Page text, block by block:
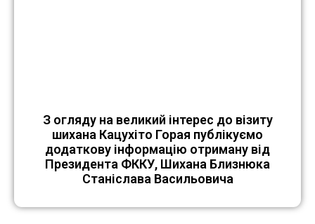
З огляду на великий інтерес до візиту
шихана Кацухіто Горая публікуємо
додаткову інформацію отриману від
Президента ФККУ, Шихана Близнюка
Станіслава Васильовича